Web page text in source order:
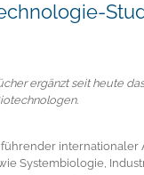
ergänzt seit heute
internationaler
Systembiologie,